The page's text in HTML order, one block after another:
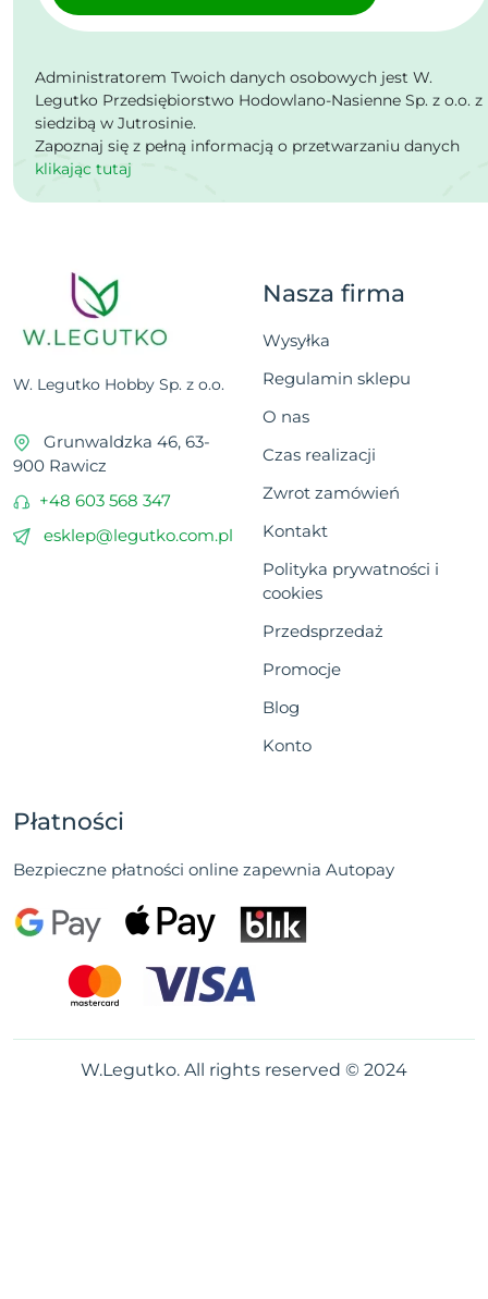
Administratorem Twoich danych osobowych jest W.
Legutko Przedsiębiorstwo Hodowlano-Nasienne Sp. z o.o. z
siedzibą w Jutrosinie.
Zapoznaj się z pełną informacją o przetwarzaniu danych
klikając tutaj
W. Legutko Hobby Sp. z o.o.
Grunwaldzka 46, 63-
900 Rawicz
+48 603 568 347
esklep@legutko.com.pl
Nasza firma
Wysyłka
Regulamin sklepu
O nas
Czas realizacji
Zwrot zamówień
Kontakt
Polityka prywatności i
cookies
Przedsprzedaż
Promocje
Blog
Konto
Płatności
Bezpieczne płatności online zapewnia Autopay
W.Legutko. All rights reserved © 2024